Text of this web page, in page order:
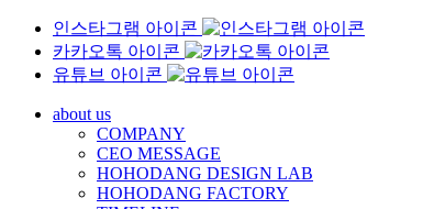
인스타그램 아이콘
카카오톡 아이콘
유튜브 아이콘
about us
COMPANY
CEO MESSAGE
HOHODANG DESIGN LAB
HOHODANG FACTORY